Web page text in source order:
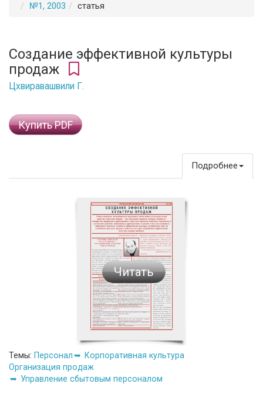
№1, 2003
статья
Создание эффективной культуры
продаж
Цхвиравашвили Г.
Купить PDF
Подробнее
Читать
Темы: Персонал
Корпоративная культура
Организация продаж
Управление сбытовым персоналом